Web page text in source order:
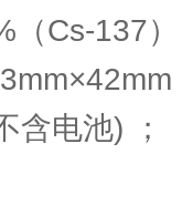
（Cs-137
电池) ；